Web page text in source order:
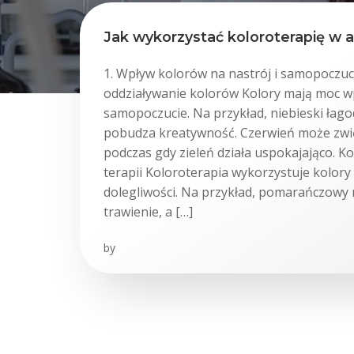
Jak wykorzystać koloroterapię w
1. Wpływ kolorów na nastrój i
oddziaływanie kolorów Kolory mają moc
samopoczucie. Na przykład, niebieski
pobudza kreatywność. Czerwień może
podczas gdy zieleń działa uspokajająco.
terapii Koloroterapia wykorzystuje kolory
dolegliwości. Na przykład,
trawienie, a […]
by